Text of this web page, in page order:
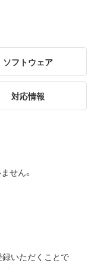
ソフトウェア
対応情報
せん。
録いただくことで